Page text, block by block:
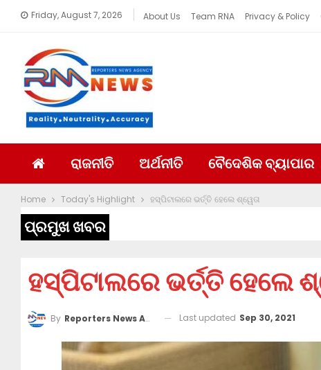
Friday, August 7, 2026 About Us Team RNA Privacy & Policy
ରାଜନୀତି ଅର୍ଥନୀତି ବୈଦେଶିକ ବ୍ୟାପାର
Home Today's Highlight ହସ୍ପିଟାଲରେ ଭର୍ତ୍ତି ହେଲେ ଶ୍ୱେତା
ପ୍ରମୁଖ ଖବର
ହସ୍ପିଟାଲରେ ଭର୍ତ୍ତି ହେଲେ
By Reporters News Agency Last updated Sep 30, 2021